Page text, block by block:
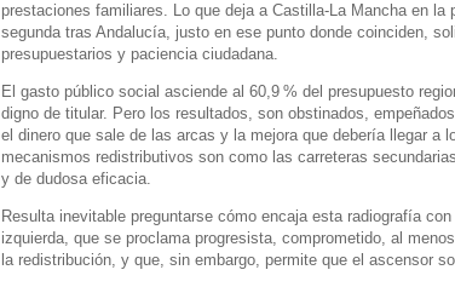
prestaciones familiares. Lo que deja a Castilla-La Mancha en la
segunda tras Andalucía, justo en ese punto donde coinciden,
presupuestarios y paciencia ciudadana.
El gasto público social asciende al 60,9 % del presupuesto
digno de titular. Pero los resultados, son obstinados,
el dinero que sale de las arcas y la mejora que debería llegar a
mecanismos redistributivos son como las carreteras
y de dudosa eficacia.
Resulta inevitable preguntarse cómo encaja esta radiografía
izquierda, que se proclama progresista, comprometido, al
la redistribución, y que, sin embargo, permite que el ascensor